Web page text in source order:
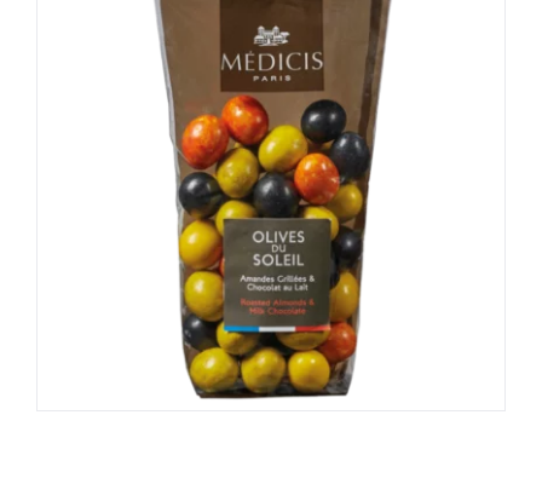
Panier WooCommerce
WooCommerce Mon Compte